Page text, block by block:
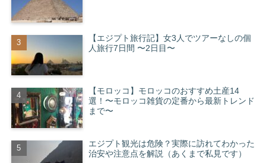
【エジプト旅行記】女3人でツアーなしの個
人旅行7日間 〜2日目〜
【モロッコ】モロッコのおすすめ土産14
選！〜モロッコ雑貨の定番から最新トレンド
まで〜
エジプト観光は危険？実際に訪れてわかった
治安や注意点を解説（あくまで私見です）